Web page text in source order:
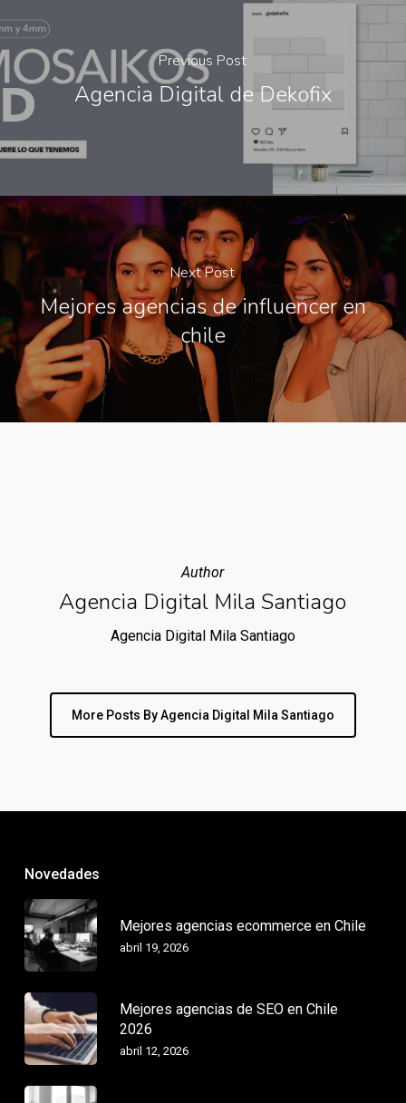
Previous Post
Agencia Digital de Dekofix
Next Post
Mejores agencias de influencer en
chile
Author
Agencia Digital Mila Santiago
Agencia Digital Mila Santiago
More Posts By Agencia Digital Mila Santiago
Novedades
Mejores agencias ecommerce en Chile
abril 19, 2026
Mejores agencias de SEO en Chile
2026
abril 12, 2026